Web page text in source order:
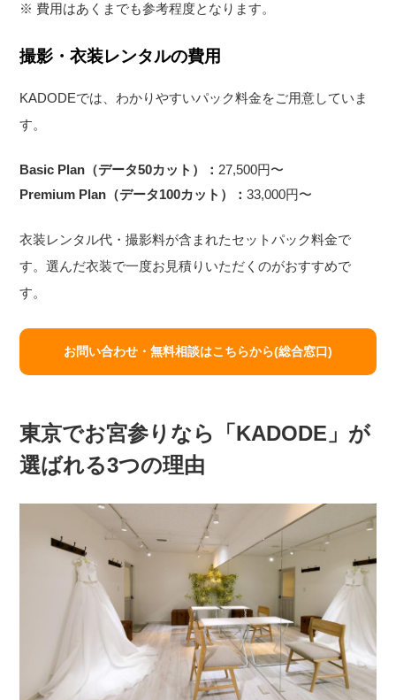
※ 費用はあくまでも参考程度となります。
撮影・衣装レンタルの費用
KADODEでは、わかりやすいパック料金をご用意していま
す。
Basic Plan（データ50カット）： 27,500円〜
Premium Plan（データ100カット）：33,000円〜
衣装レンタル代・撮影料が含まれたセットパック料金で
す。選んだ衣装で一度お見積りいただくのがおすすめで
す。
お問い合わせ・無料相談はこちらから(総合窓口)
東京でお宮参りなら「KADODE」が
選ばれる3つの理由